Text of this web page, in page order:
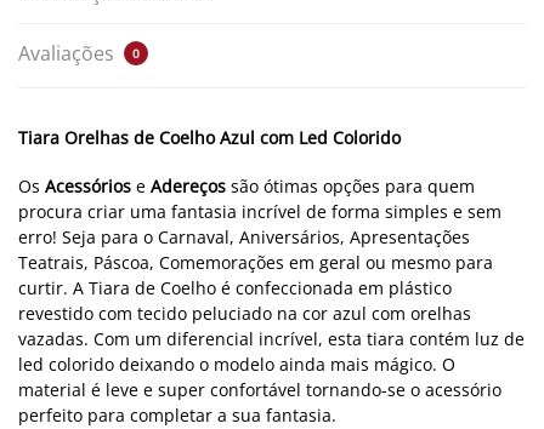
Avaliações 0
Tiara Orelhas de Coelho Azul com Led Colorido
Os Acessórios e Adereços são ótimas opções para quem
procura criar uma fantasia incrível de forma simples e sem
erro! Seja para o Carnaval, Aniversários, Apresentações
Teatrais, Páscoa, Comemorações em geral ou mesmo para
curtir. A Tiara de Coelho é confeccionada em plástico
revestido com tecido peluciado na cor azul com orelhas
vazadas. Com um diferencial incrível, esta tiara contém luz de
led colorido deixando o modelo ainda mais mágico. O
material é leve e super confortável tornando-se o acessório
perfeito para completar a sua fantasia.